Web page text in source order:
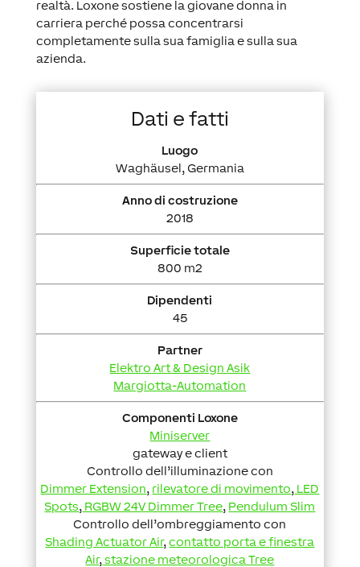
realtà. Loxone sostiene la giovane donna in
carriera perché possa concentrarsi
completamente sulla sua famiglia e sulla sua
azienda.
Dati e fatti
Luogo
Waghäusel, Germania
Anno di costruzione
2018
Superficie totale
800 m2
Dipendenti
45
Partner
Elektro Art & Design Asik
Margiotta-Automation
Componenti Loxone
Miniserver
gateway e client
Controllo dell’illuminazione con
Dimmer Extension, rilevatore di movimento, LED
Spots, RGBW 24V Dimmer Tree, Pendulum Slim
Controllo dell’ombreggiamento con
Shading Actuator Air,contatto porta e finestra
Air, stazione meteorologica Tree